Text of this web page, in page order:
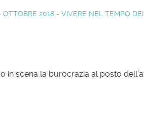
OTTOBRE 2018 - VIVERE NEL TEMPO
scena la burocrazia al posto